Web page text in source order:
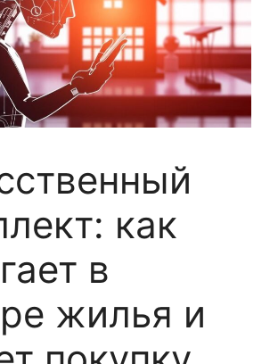
как
в
жилья и